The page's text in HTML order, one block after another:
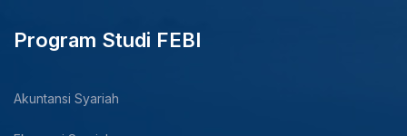
Program Studi FEBI
Akuntansi Syariah